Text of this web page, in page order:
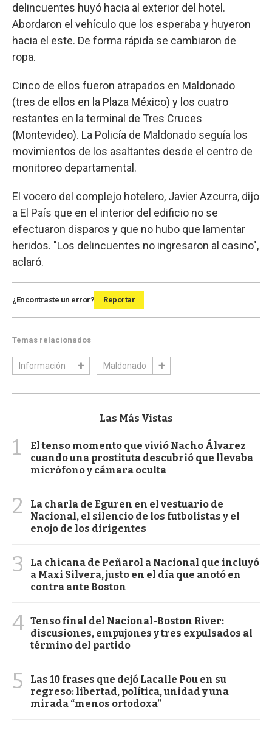
delincuentes huyó hacia al exterior del hotel.
Abordaron el vehículo que los esperaba y huyeron
hacia el este. De forma rápida se cambiaron de
ropa.
Cinco de ellos fueron atrapados en Maldonado
(tres de ellos en la Plaza México) y los cuatro
restantes en la terminal de Tres Cruces
(Montevideo). La Policía de Maldonado seguía los
movimientos de los asaltantes desde el centro de
monitoreo departamental.
El vocero del complejo hotelero, Javier Azcurra, dijo
a El País que en el interior del edificio no se
efectuaron disparos y que no hubo que lamentar
heridos. "Los delincuentes no ingresaron al casino",
aclaró.
¿Encontraste un error? Reportar
Temas relacionados
Información Maldonado
Las Más Vistas
1
El tenso momento que vivió Nacho Álvarez
cuando una prostituta descubrió que llevaba
micrófono y cámara oculta
2
La charla de Eguren en el vestuario de
Nacional, el silencio de los futbolistas y el
enojo de los dirigentes
3
La chicana de Peñarol a Nacional que incluyó
a Maxi Silvera, justo en el día que anotó en
contra ante Boston
4 Tenso final del Nacional-Boston River:
discusiones, empujones y tres expulsados al
término del partido
5
Las 10 frases que dejó Lacalle Pou en su
regreso: libertad, política, unidad y una
mirada “menos ortodoxa”